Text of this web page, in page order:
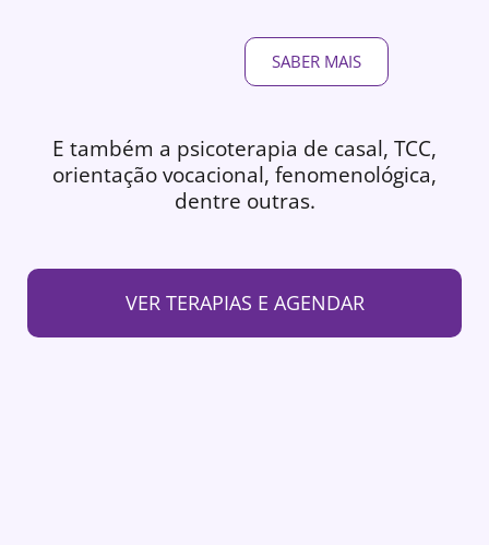
SABER MAIS
E também a psicoterapia de casal, TCC,
orientação vocacional, fenomenológica,
dentre outras.
VER TERAPIAS E AGENDAR